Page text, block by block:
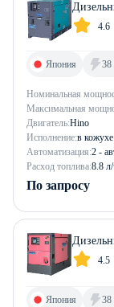
4.6
Номинальная
Максимальная
Двигатель:Hino
Исполнение:в кожухе
Автоматизация:2 -
Расход топлива:8.8
Япония 38
По запросу
4.5
Япония 38